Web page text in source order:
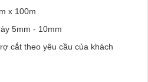
x 100m
5mm - 10mm
cắt theo yêu cầu của khách